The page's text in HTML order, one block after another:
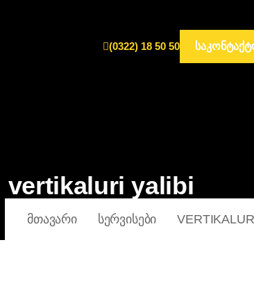
(0322) 18 50 50
vertikaluri yalibi
ᲛᲗᲐᲕᲐᲠᲘ ᲡᲔᲠᲕᲘᲡᲔᲑᲘ